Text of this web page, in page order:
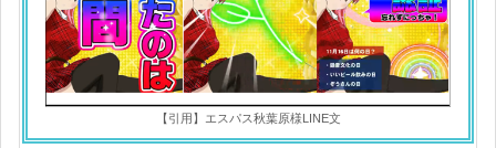
【引用】エスパス秋葉原様LINE文